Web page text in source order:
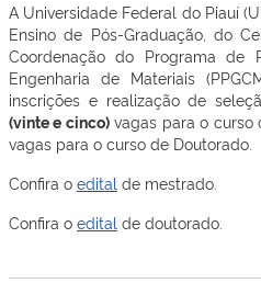
A Universidade Federal do Piauí
Ensino de Pós-Graduação, do
Coordenação do Programa de
Engenharia de Materiais
inscrições e realização de
(vinte e cinco)vagas para o curso
vagas para o curso de Doutorado.
Confira o edital de mestrado.
Confira o edital de doutorado.